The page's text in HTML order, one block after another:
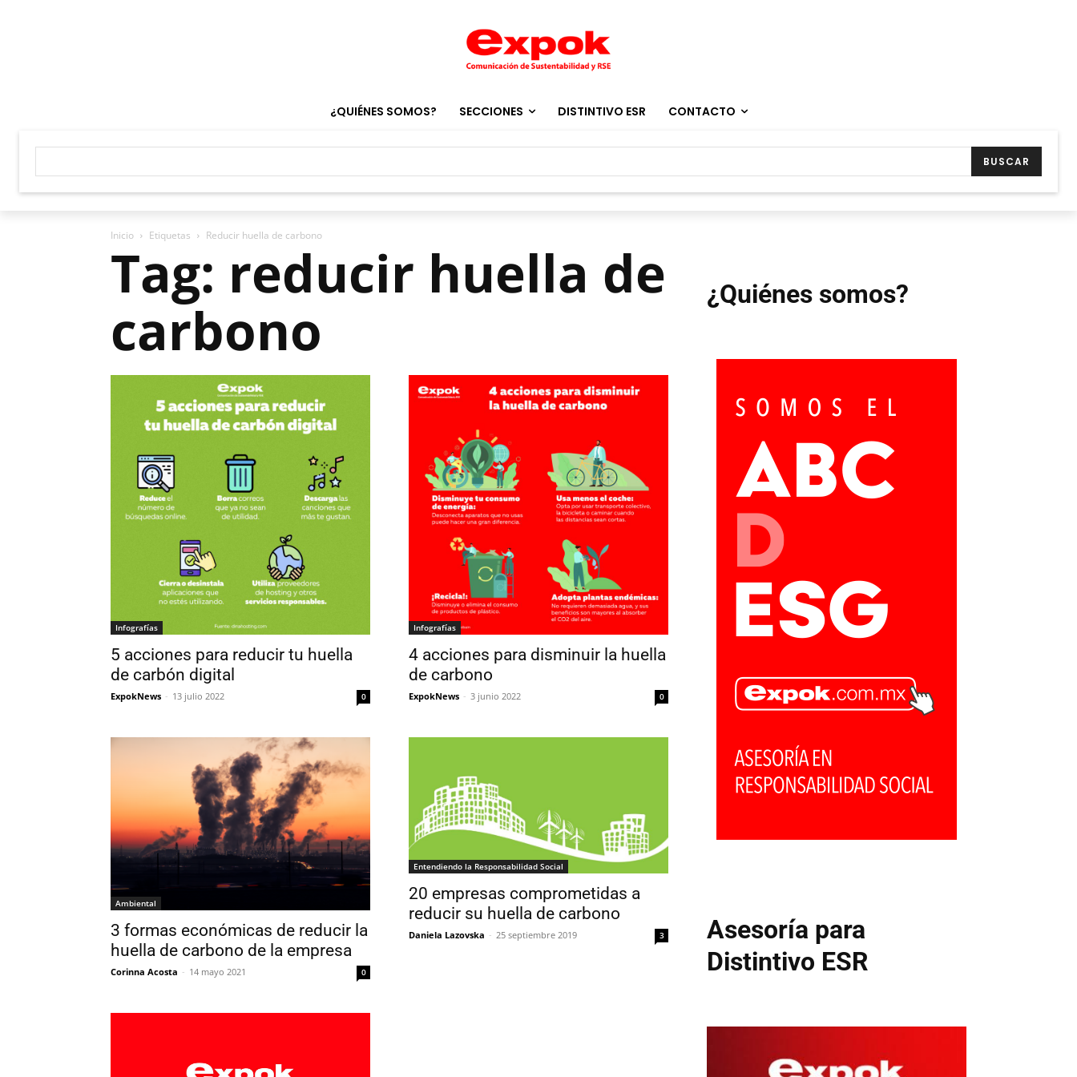
¿QUIÉNES SOMOS? SECCIONES DISTINTIVO ESR CONTACTO
BUSCAR
Inicio Etiquetas Reducir huella de carbono
Tag: reducir huella de
carbono
Infografías
5 acciones para reducir tu huella
de carbón digital
ExpokNews - 13 julio 2022 0
Infografías
4 acciones para disminuir la huella
de carbono
ExpokNews - 3 junio 2022 0
Ambiental
3 formas económicas de reducir la
huella de carbono de la empresa
Corinna Acosta - 14 mayo 2021 0
Entendiendo la Responsabilidad Social
20 empresas comprometidas a
reducir su huella de carbono
Daniela Lazovska - 25 septiembre 2019 3
¿Quiénes somos?
Asesoría para
Distintivo ESR